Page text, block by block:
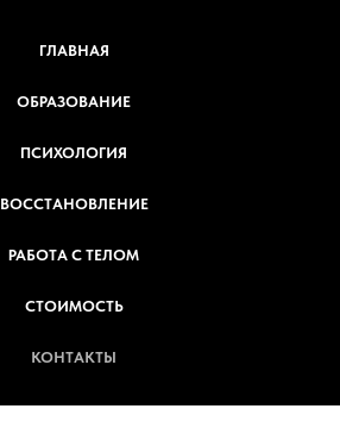
ГЛАВНАЯ
ОБРАЗОВАНИЕ
ПСИХОЛОГИЯ
ВОССТАНОВЛЕНИЕ
РАБОТА С ТЕЛОМ
СТОИМОСТЬ
КОНТАКТЫ